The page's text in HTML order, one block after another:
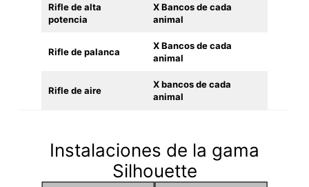
Rifle de alta
potencia
X Bancos de cada
animal
Rifle de palanca
X Bancos de cada
animal
Rifle de aire
X bancos de cada
animal
Instalaciones de la gama
Silhouette